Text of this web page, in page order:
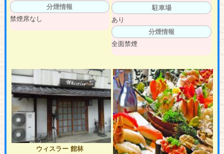
分煙情報
禁煙席なし
駐車場
あり
分煙情報
全面禁煙
ウィスラー 館林